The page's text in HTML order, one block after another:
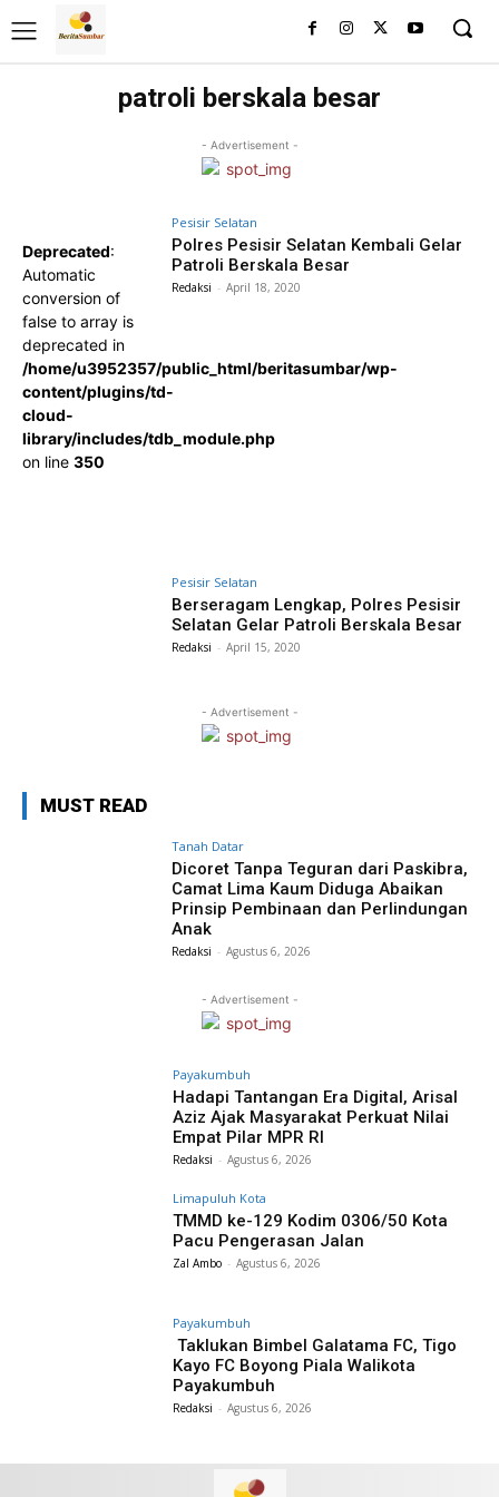
patroli berskala besar
- Advertisement -
Deprecated:
Automatic
conversion of
false to array is
deprecated in
/home/u3952357/public_html/beritasumbar/wp-
content/plugins/td-
cloud-
library/includes/tdb_module.php
on line 350
Pesisir Selatan
Polres Pesisir Selatan Kembali Gelar
Patroli Berskala Besar
Redaksi - April 18, 2020
Pesisir Selatan
Berseragam Lengkap, Polres Pesisir
Selatan Gelar Patroli Berskala Besar
Redaksi - April 15, 2020
- Advertisement -
MUST READ
Tanah Datar
Dicoret Tanpa Teguran dari Paskibra,
Camat Lima Kaum Diduga Abaikan
Prinsip Pembinaan dan Perlindungan
Anak
Redaksi - Agustus 6, 2026
- Advertisement -
Payakumbuh
Hadapi Tantangan Era Digital, Arisal
Aziz Ajak Masyarakat Perkuat Nilai
Empat Pilar MPR RI
Redaksi - Agustus 6, 2026
Limapuluh Kota
TMMD ke-129 Kodim 0306/50 Kota
Pacu Pengerasan Jalan
Zal Ambo - Agustus 6, 2026
Payakumbuh
Taklukan Bimbel Galatama FC, Tigo
Kayo FC Boyong Piala Walikota
Payakumbuh
Redaksi - Agustus 6, 2026